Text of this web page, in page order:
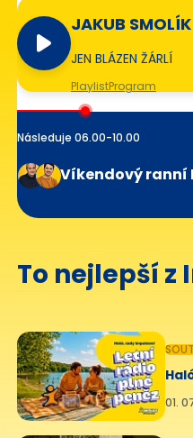
JAKUB SMOLÍK
JEN BLÁZEN ŽÁRLÍ
PlaylistProgram
Následuje 06.00-10.00
Víkendový ranní
To nejlepší z
01.